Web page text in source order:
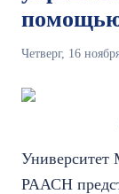
Четверг, 16
РААСН